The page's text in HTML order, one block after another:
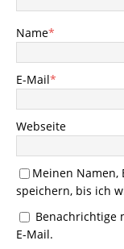
Name*
E-Mail*
Webseite
Meinen Namen,
speichern, bis ich
Benachrichtige
E-Mail.